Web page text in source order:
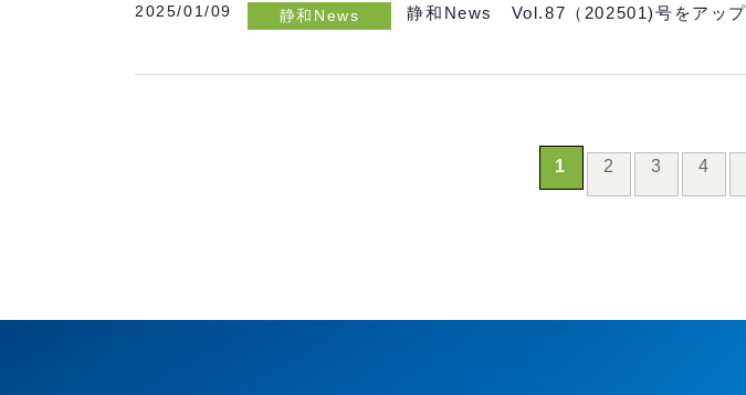
2025/01/09 静和News 静和News Vol.87（202501)号をアップ
1 2 3 4